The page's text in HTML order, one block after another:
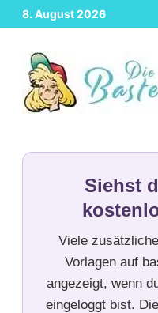
Zurück
zum
Inhalt
8. August 2026
Siehst
Viele
Vorlagen auf
angezeigt, wenn
eingeloggt bist.